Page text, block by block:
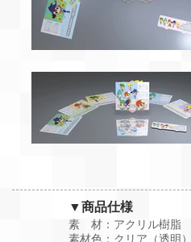
▼商品仕様
素 材：アクリル樹脂
素材色：クリア（透明）